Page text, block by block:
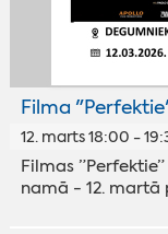
Filma
12. marts 18:00 -
Filmas
namā - 12. martā